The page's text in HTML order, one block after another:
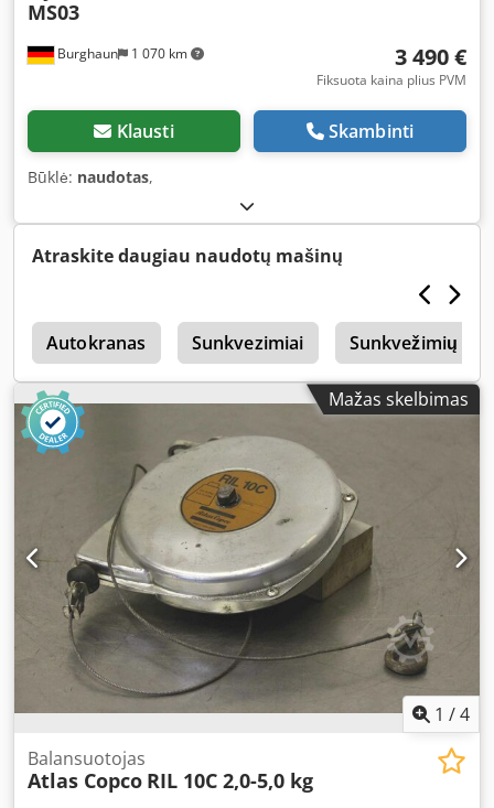
Burghaun 1 070 km
MS03
3 490 €
Fiksuota kaina plius PVM
Klausti Skambinti
Būklė: naudotas,
Atraskite daugiau naudotų mašinų
Autokranas Sunkvezimiai Sunkvežimių
Mažas skelbimas
1 /4
Balansuotojas
Atlas Copco RIL 10C 2,0-5,0 kg